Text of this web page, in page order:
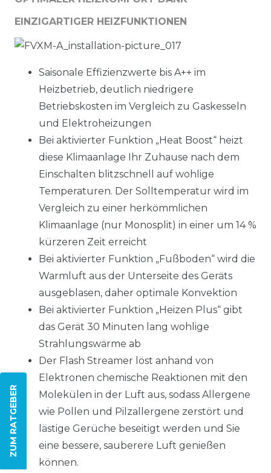
ZUM RATGEBER
EINZIGARTIGER HEIZFUNKTIONEN
Saisonale Effizienzwerte bis A++ im
Heizbetrieb, deutlich niedrigere
Betriebskosten im Vergleich zu Gaskesseln
und Elektroheizungen
Bei aktivierter Funktion „Heat Boost“ heizt
diese Klimaanlage Ihr Zuhause nach dem
Einschalten blitzschnell auf wohlige
Temperaturen. Der Solltemperatur wird im
Vergleich zu einer herkömmlichen
Klimaanlage (nur Monosplit) in einer um 14 %
kürzeren Zeit erreicht
Bei aktivierter Funktion „Fußboden“ wird die
Warmluft aus der Unterseite des Geräts
ausgeblasen, daher optimale Konvektion
Bei aktivierter Funktion „Heizen Plus“ gibt
das Gerät 30 Minuten lang wohlige
Strahlungswärme ab
Der Flash Streamer löst anhand von
Elektronen chemische Reaktionen mit den
Molekülen in der Luft aus, sodass Allergene
wie Pollen und Pilzallergene zerstört und
lästige Gerüche beseitigt werden und Sie
eine bessere, sauberere Luft genießen
können.